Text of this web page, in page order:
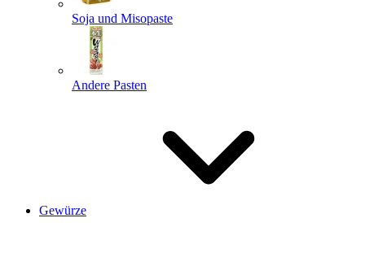
Soja und Misopaste
Andere Pasten
Gewürze